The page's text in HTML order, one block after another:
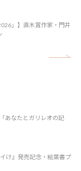
」】直木賞作家・門井
あなたとガリレオの記
け』発売記念・絵葉書プ